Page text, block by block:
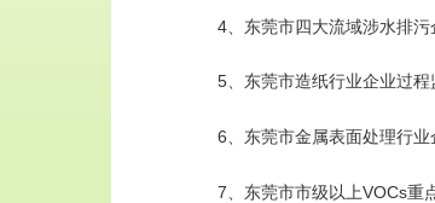
4、东莞市四大流域涉水排污
5、东莞市造纸行业企业过程
6、东莞市金属表面处理行业
7、东莞市市级以上VOCs重